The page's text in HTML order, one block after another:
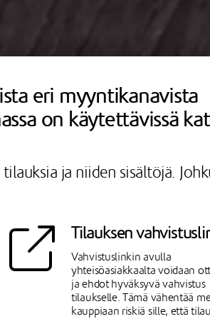
eri myyntikanavista
on käytettävissä
ja niiden sisältöjä.
Tilauksen
Vahvistuslinkin avulla
yhteisöasiakkaalta voidaan
ja ehdot hyväksyvä vahvistus
tilaukselle. Tämä vähentää
kauppiaan riskiä sille, että